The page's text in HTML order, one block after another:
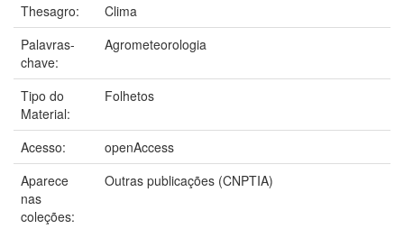
Thesagro:
Clima
Palavras-
chave:
Agrometeorologia
Tipo do
Material:
Folhetos
Acesso:
openAccess
Aparece
nas
coleções:
Outras publicações (CNPTIA)